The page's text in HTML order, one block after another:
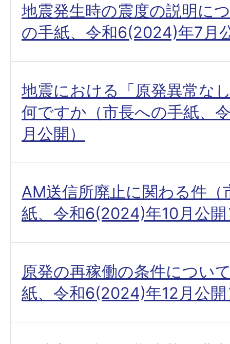
地震発生時の震度の説明に
の手紙、令和6(2024)年7月
地震における「原発異常な
何ですか（市長への手紙、
月公開）
AM送信所廃止に関わる件（
紙、令和6(2024)年10月公開
原発の再稼働の条件につい
紙、令和6(2024)年12月公開